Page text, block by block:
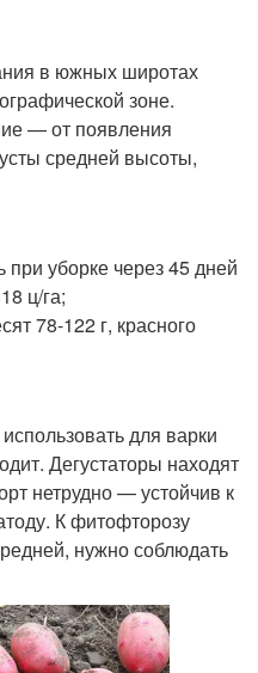
в южных широтах
зоне.
— от появления
средней высоты,
уборке через 45 дней
ц/га;
78-122 г, красного
для варки
Дегустаторы находят
нетрудно — устойчив к
К фитофторозу
нужно соблюдать